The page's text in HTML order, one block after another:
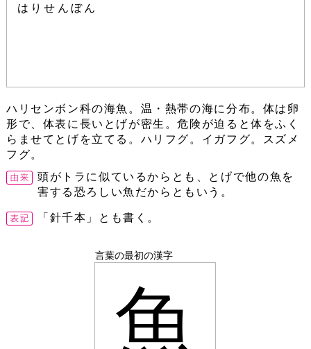
はりせんぼん
ハリセンボン科の海魚。温・熱帯の海に分布。体は卵
形で、体表に長いとげが密生。危険が迫ると体をふく
らませてとげを立てる。ハリフグ。イガフグ。スズメ
フグ。
頭がトラに似ているからとも、とげで他の魚を
害する恐ろしい魚だからともいう。
「針千本」とも書く。
言葉の最初の漢字
魚